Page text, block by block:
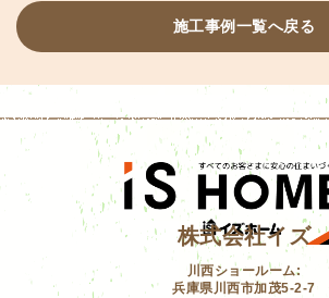
施工事例一覧へ戻る
株式会社イズ
川西ショールーム:
兵庫県川西市加茂5-2-7